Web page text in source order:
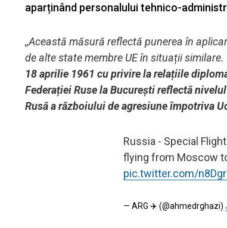
aparținând personalului tehnico-
,,Această măsură reflectă punerea în
de alte state membre UE în situații similare.
18 aprilie 1961 cu privire la relațiile
Federației Ruse la București reflectă
Rusă a războiului de agresiune împotriva
Russia - Special
flying from Moscow
pic.twitter.com/
— ARG ✈️ (@ahmedrghazi)